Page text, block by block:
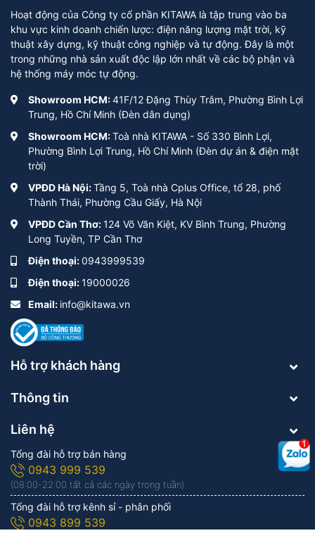
Hoạt động của Công ty cổ phần KITAWA là tập trung vào ba
khu vực kinh doanh chiến lược: điện năng lượng mặt trời, kỹ
thuật xây dựng, kỹ thuật công nghiệp và tự động. Đây là một
trong những nhà sản xuất độc lập lớn nhất về các bộ phận và
hệ thống máy móc tự động.
Showroom HCM:41F/12 Đặng Thùy Trâm, Phường Bình Lợi
Trung, Hồ Chí Minh (Đèn dân dụng)
Showroom HCM:Toà nhà KITAWA - Số 330 Bình Lợi,
Phường Bình Lợi Trung, Hồ Chí Minh (Đèn dự án & điện mặt
trời)
VPĐD Hà Nội:Tầng 5, Toà nhà Cplus Office, tổ 28, phố
Thành Thái, Phường Cầu Giấy, Hà Nội
VPĐD Cần Thơ:124 Võ Văn Kiệt, KV Bình Trung, Phường
Long Tuyền, TP Cần Thơ
Điện thoại:0943999539
Điện thoại:19000026
Email: info@kitawa.vn
Hỗ trợ khách hàng
Thông tin
Liên hệ
Tổng đài hỗ trợ bán hàng
0943 999 539
(08:00-22:00 tất cả các ngày trong tuần)
Tổng đài hỗ trợ kênh sỉ - phân phối
0943 899 539